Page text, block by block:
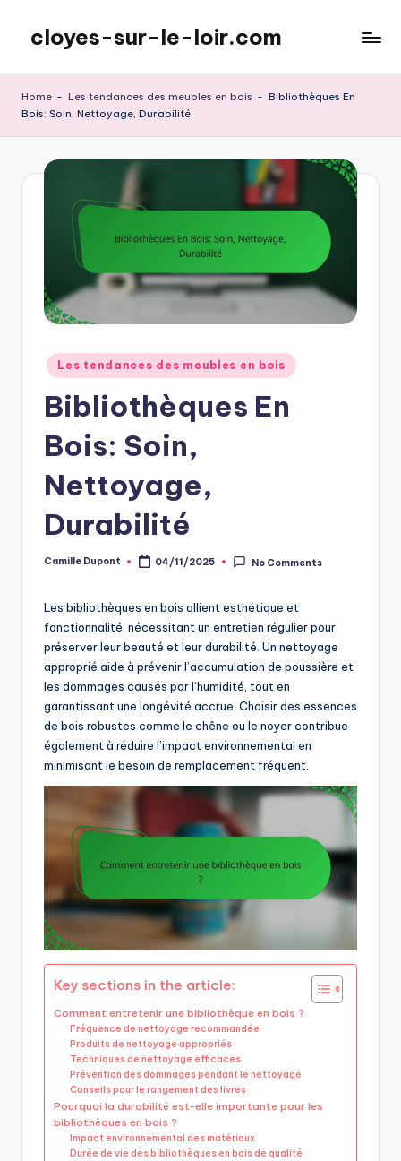
content
cloyes-sur-le-loir.com
Home - Les tendances des meubles en bois - Bibliothèques En
Bois: Soin, Nettoyage, Durabilité
Posted
in
Les tendances des meubles en bois
Bibliothèques En
Bois: Soin,
Nettoyage,
Durabilité
Posted
Camille Dupont 04/11/2025 No Comments
Les bibliothèques en bois allient esthétique et
fonctionnalité, nécessitant un entretien régulier pour
préserver leur beauté et leur durabilité. Un nettoyage
approprié aide à prévenir l’accumulation de poussière et
les dommages causés par l’humidité, tout en
garantissant une longévité accrue. Choisir des essences
de bois robustes comme le chêne ou le noyer contribue
également à réduire l’impact environnemental en
minimisant le besoin de remplacement fréquent.
Key sections in the article:
Comment entretenir une bibliothèque en bois ?
Fréquence de nettoyage recommandée
Produits de nettoyage appropriés
Techniques de nettoyage efficaces
Prévention des dommages pendant le nettoyage
Conseils pour le rangement des livres
Pourquoi la durabilité est-elle importante pour les
bibliothèques en bois ?
Impact environnemental des matériaux
Durée de vie des bibliothèques en bois de qualité